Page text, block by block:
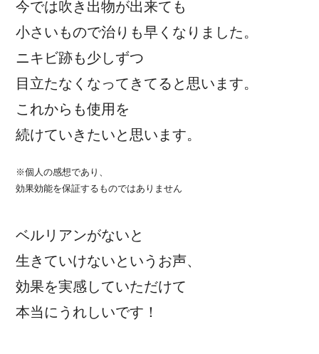
今では吹き出物が出来ても
小さいもので治りも早くなりました。
ニキビ跡も少しずつ
目立たなくなってきてると思います。
これからも使用を
続けていきたいと思います。
※個人の感想であり、
効果効能を保証するものではありません
ベルリアンがないと
生きていけないというお声、
効果を実感していただけて
本当にうれしいです！